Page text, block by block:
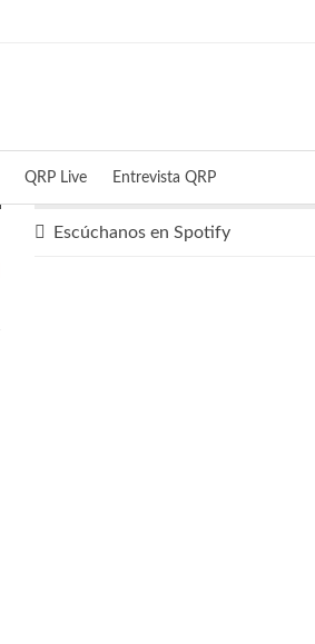
QRP Live Entrevista QRP
Escúchanos en Spotify